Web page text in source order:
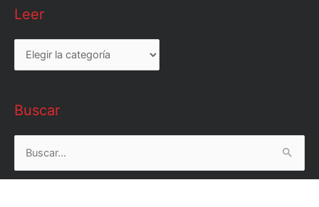
Leer
Leer
Buscar
Buscar
por: